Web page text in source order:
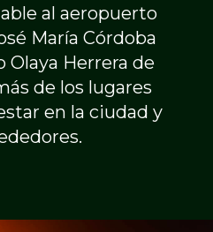
al aeropuerto
María Córdoba
Olaya Herrera de
de los lugares
en la ciudad y